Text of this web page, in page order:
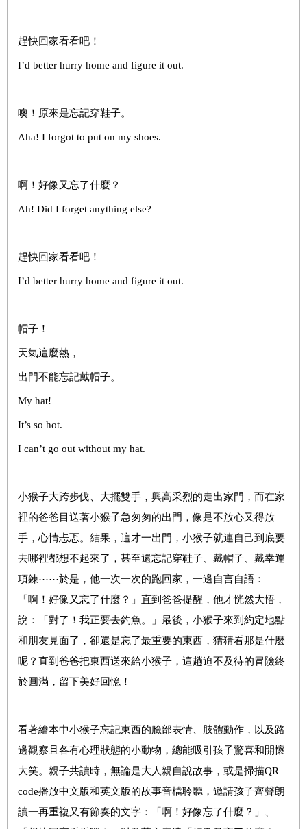
趕快回家看看吧！
I’d better hurry home and figure it out.
噢！原來是忘記穿鞋子。
Aha! I forgot to put on my shoes.
啊！好像又忘了什麼？
Ah! Did I forget anything else?
趕快回家看看吧！
I’d better hurry home and figure it out.
帽子！
天氣這麼熱，
出門不能忘記戴帽子。
My hat!
It’s so hot.
I can’t go out without my hat.
小猴子大跨步伐、大擺雙手，興高采烈的走出家門，而在家
裡的爸爸目送著小猴子急匆匆的出門，像是不放心又得放
手，心情忐忑。結果，這才一出門，小猴子就連自己到底要
去哪裡都想不起來了，甚至還忘記穿鞋子、戴帽子、戴幸運
項鍊⋯⋯於是，他一次一次的跑回家，一邊自言自語：
「啊！好像又忘了什麼？」直到爸爸提醒，他才恍然大悟，
說：「對了！我正要去釣魚。」最後，小猴子來到約定地點
和朋友見面了，卻還是忘了最重要的東西，猜猜看那是什麼
呢？直到爸爸把東西送來給小猴子，這趟迫不及待的冒險終
於圓滿，留下美好回憶！
看著繪本中小猴子忘記東西的臉部表情、肢體動作，以及路
邊觀察且各有心理狀態的小動物，總能吸引孩子驚喜和開懷
大笑。親子共讀時，無論是大人親自說故事，或是掃描QR
code播放中文版和英文版的故事音檔聆聽，邀請孩子齊聲朗
讀一再重複又有節奏的文字：「啊！好像忘了什麼？」、